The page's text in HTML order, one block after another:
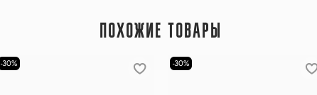
ПОХОЖИЕ ТОВАРЫ
-30% -30%